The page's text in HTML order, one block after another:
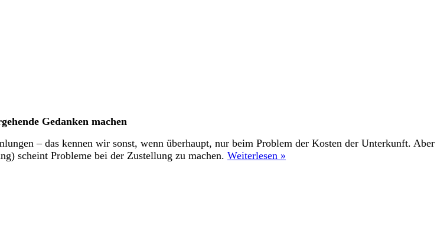
Gedanken machen
– das kennen wir sonst, wenn überhaupt, nur beim Problem der Kosten der Unterkunft. Aber
scheint Probleme bei der Zustellung zu machen. Weiterlesen »